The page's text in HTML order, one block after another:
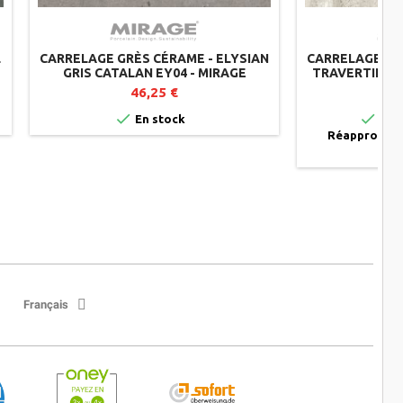
CARRELAGE GRÈS CÉRAME - ELYSIAN
GRIS CATALAN EY04 - MIRAGE
46,25 €
 En stock
CARRELAGE
TRAVERTINO

Français